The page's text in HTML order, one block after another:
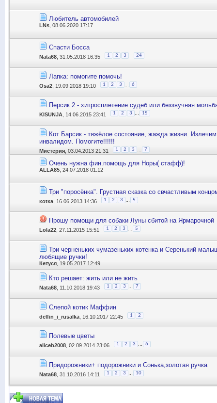
Любитель автомобилей
LNs , 08.06.2020 17:17
Спасти Босса
Nata68 , 31.05.2018 16:35 1 2 3 24
Лапка: помогите помочь!
Osa2 , 19.09.2018 19:10 1 2 3 6
Персик 2 - хитросплетение судеб или беззвучная
KISUNJA , 14.06.2015 23:41 1 2 3 15
Кот Барсик - тяжёлое состояние, жажда жизни.
инвалидом. Помогите!!!!!!
Мистерия , 03.04.2013 21:31 1 2 3 7
Очень нужна фин.помощь для Норы( стафф)!
ALLA85 , 24.07.2018 01:12
Три "поросёнка". Грустная сказка со свчастливым
коtка , 16.06.2013 14:36 1 2 3 5
Прошу помощи для собаки Луны сбитой на Ярмарочной
Lola22 , 27.11.2015 15:51 1 2 3 5
Три черненьких чумазеньких котенка и Серенький
любящие ручки!
Кетуся , 19.05.2017 12:49
Кто решает: жить или не жить
Nata68 , 11.10.2018 19:43 1 2 3 7
Слепой котик Маффин
delfin_i_rusalka , 16.10.2017 22:45 1 2
Полевые цветы
aliceb2008 , 02.09.2014 23:06 1 2 3 6
Придорожники+ подорожники и Сонька,золотая ручка
Nata68 , 31.10.2016 14:11 1 2 3 10